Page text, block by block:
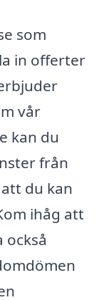
som
in offerter
vår
kan du
från
du kan
ihåg att